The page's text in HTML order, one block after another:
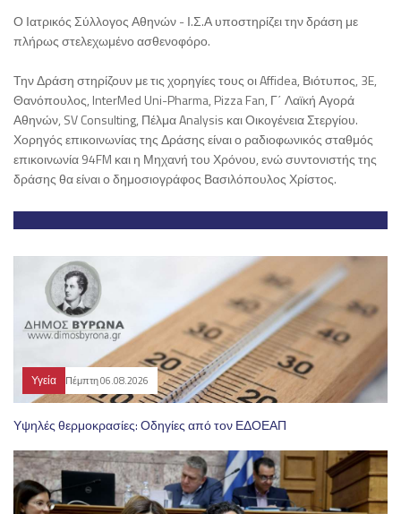
Ο Ιατρικός Σύλλογος Αθηνών - Ι.Σ.Α υποστηρίζει την δράση με
πλήρως στελεχωμένο ασθενοφόρο.
Την Δράση στηρίζουν με τις χορηγίες τους οι Affidea, Βιότυπος, 3E,
Θανόπουλος, InterMed Uni-Pharma, Pizza Fan, Γ΄ Λαϊκή Αγορά
Αθηνών, SV Consulting, Πέλμα Analysis και Οικογένεια Στεργίου.
Χορηγός επικοινωνίας της Δράσης είναι ο ραδιοφωνικός σταθμός
επικοινωνία 94FM και η Μηχανή του Χρόνου, ενώ συντονιστής της
δράσης θα είναι ο δημοσιογράφος Βασιλόπουλος Χρίστος.
Υγεία Πέμπτη 06.08.2026
Υψηλές θερμοκρασίες: Οδηγίες από τον ΕΔΟΕΑΠ